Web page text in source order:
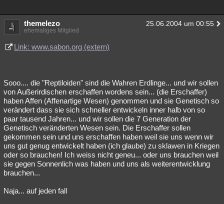
themelezo 25.06.2004 um 00:55
ehemaliges Mitglied
Link: www.sabon.org (extern)
Sooo.... die "Reptiloiden" sind die Wahren Erdlinge... und wir sollen
von Außerirdischen erschaffen wordens sein... (die Erschaffer)
haben Affen (Affenartige Wesen) genommen und sie Genetisch so
verändert dass sie sich schneller entwickeln inner halb von so
paar tausend Jahren... und wir sollen die 7 Generation der
Genetisch veränderten Wesen sein. Die Erschaffer sollen
gekommen sein und uns erschaffen haben weil sie uns wenn wir
uns gut genug entwickelt haben (ich glaube) zu sklawen in Kriegen
oder so brauchen! Ich weiss nicht geneu... oder uns brauchen weil
sie gegen Sonnenlich was haben und uns als weiterentwicklung
brauchen...
Naja... auf jeden fall